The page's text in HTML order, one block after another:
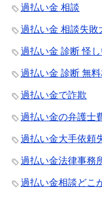
過払い金 相談
過払い金 相談失敗
過払い金 診断 怪し
過払い金 診断 無
過払い金で詐欺
過払い金の弁護士
過払い金大手依頼
過払い金法律事務
過払い金相談どこ